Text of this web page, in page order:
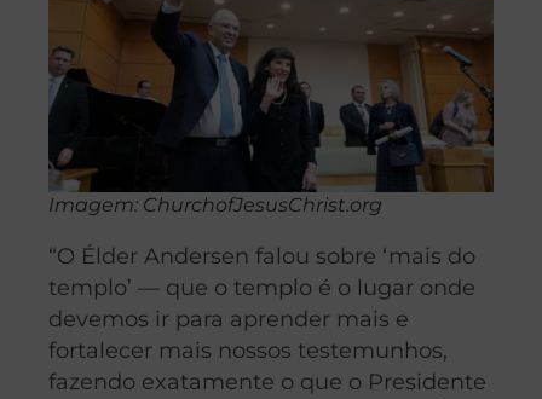
Imagem: ChurchofJesusChrist.org
“O Élder Andersen falou sobre ‘mais do
templo’ — que o templo é o lugar onde
devemos ir para aprender mais e
fortalecer mais nossos testemunhos,
fazendo exatamente o que o Presidente